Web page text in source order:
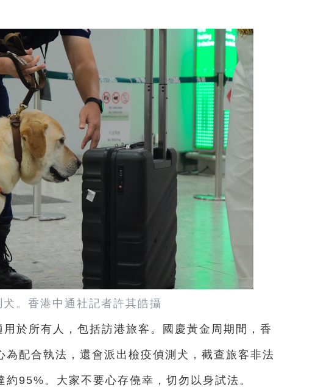
犬。香港中通社記者許其皓攝
於所有人，包括訪港旅客。國慶黃金周期間，香
為配合執法，還會派出檢疫偵測犬，截查旅客非法
95%。大家不要心存僥幸，切勿以身試法。